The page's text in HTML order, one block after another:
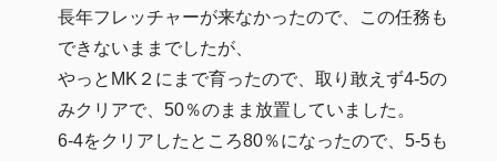
長年フレッチャーが来なかったので、この任務も
できないままでしたが、
やっとMK２にまで育ったので、取り敢えず4-5の
みクリアで、50％のまま放置していました。
6-4をクリアしたところ80％になったので、5-5も